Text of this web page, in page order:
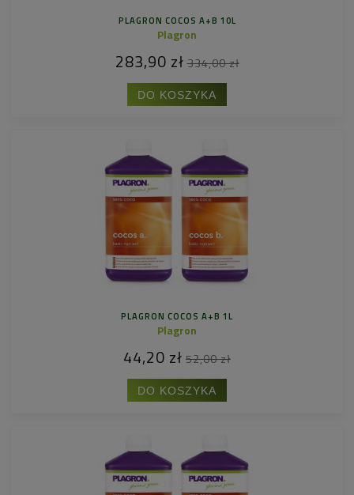
PLAGRON COCOS A+B 10L
Plagron
283,90 zł 334,00 zł
DO KOSZYKA
PLAGRON COCOS A+B 1L
Plagron
44,20 zł 52,00 zł
DO KOSZYKA